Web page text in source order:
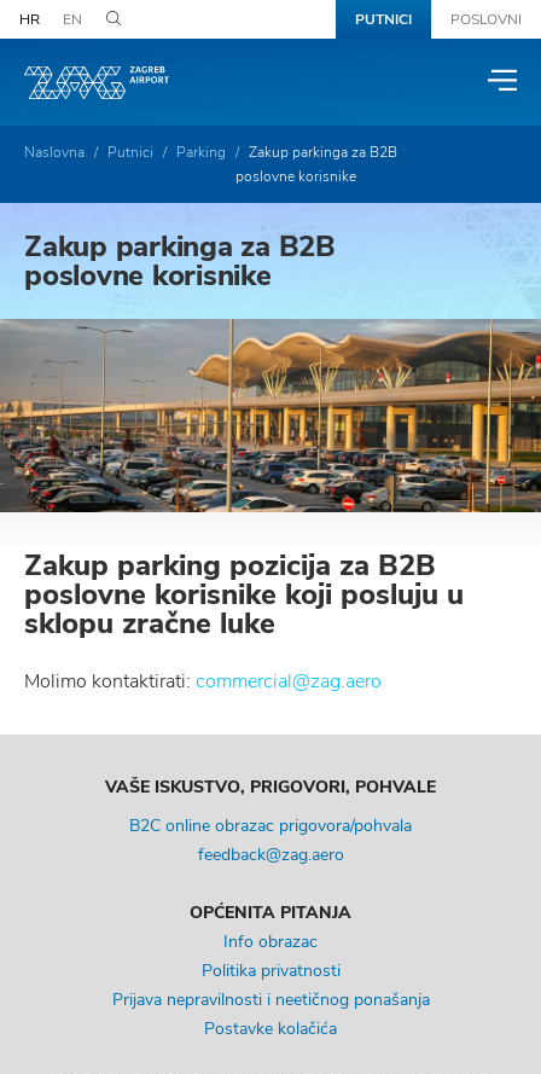
HR EN PUTNICI POSLOVNI
Naslovna Putnici Parking
Zakup parkinga za B2B
poslovne korisnike
Zakup parkinga za B2B
poslovne korisnike
Zakup parking pozicija za B2B
poslovne korisnike koji posluju u
sklopu zračne luke
Molimo kontaktirati: commercial@zag.aero
VAŠE ISKUSTVO, PRIGOVORI, POHVALE
B2C online obrazac prigovora/pohvala
feedback@zag.aero
OPĆENITA PITANJA
Info obrazac
Politika privatnosti
Prijava nepravilnosti i neetičnog ponašanja
Postavke kolačića